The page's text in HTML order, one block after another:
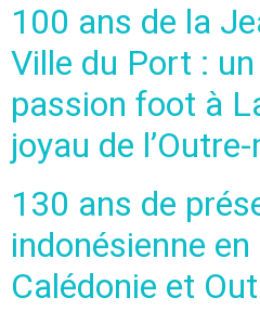
100 ans de la
Ville du Port :
passion foot à
joyau de
130 ans de
indonésienne
Calédonie et